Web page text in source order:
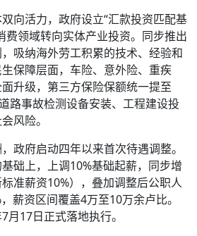
向活力，政府设立“汇款投资匹配基
费领域转向实体产业投资。同步推出
吸纳海外劳工积累的技术、经验和
保障层面，车险、意外险、重疾
升级，第三方保险保额统一提至
路事故检测设备安装、工程建设投
风险。
政府启动四年以来首次待遇调整。
础上，上调10%基础起薪，同步增
准薪资10%），叠加调整后公职人
薪资区间覆盖4万至10万余卢比。
17日正式落地执行。